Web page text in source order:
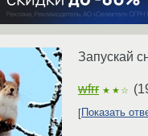
Запускай
wfrr ★★☆ (
Показать